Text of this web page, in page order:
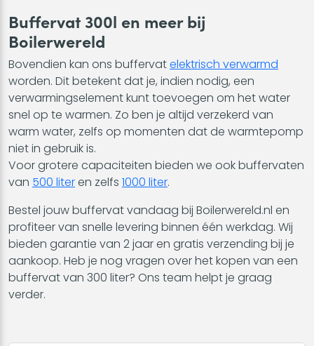
Buffervat 300l en meer bij
Boilerwereld
Bovendien kan ons buffervatelektrisch verwarmd
worden. Dit betekent dat je, indien nodig, een
verwarmingselement kunt toevoegen om het water
snel op te warmen. Zo ben je altijd verzekerd van
warm water, zelfs op momenten dat de warmtepomp
niet in gebruik is.
Voor grotere capaciteiten bieden we ook buffervaten
van 500 literen zelfs 1000 liter.
Bestel jouw buffervat vandaag bij Boilerwereld.nl en
profiteer van snelle levering binnen één werkdag. Wij
bieden garantie van 2 jaar en gratis verzending bij je
aankoop. Heb je nog vragen over het kopen van een
buffervat van 300 liter? Ons team helpt je graag
verder.